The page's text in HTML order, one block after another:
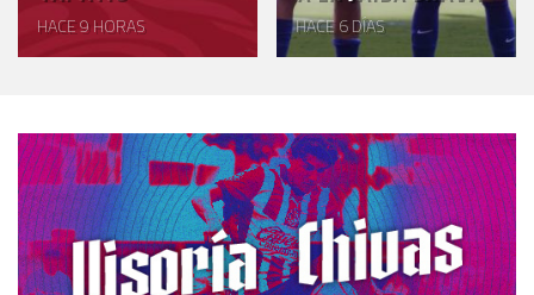
HACE 9 HORAS HACE 6 DÍAS